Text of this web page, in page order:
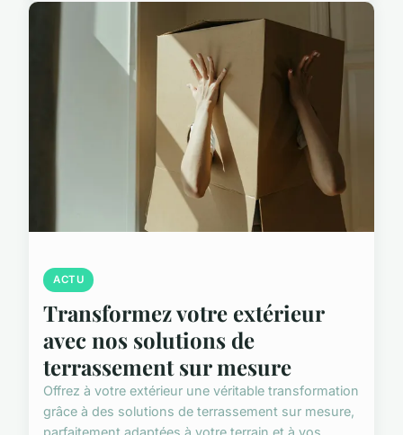
ACTU
Transformez votre extérieur
avec nos solutions de
terrassement sur mesure
Offrez à votre extérieur une véritable transformation
grâce à des solutions de terrassement sur mesure,
parfaitement adaptées à votre terrain et à vos